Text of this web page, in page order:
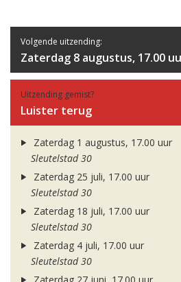
Volgende uitzending:
Zaterdag 8 augustus, 17.00
Uitzending gemist?
Luister terug
Zaterdag 1 augustus, 17.00 uur
Sleutelstad 30
Zaterdag 25 juli, 17.00 uur
Sleutelstad 30
Zaterdag 18 juli, 17.00 uur
Sleutelstad 30
Zaterdag 4 juli, 17.00 uur
Sleutelstad 30